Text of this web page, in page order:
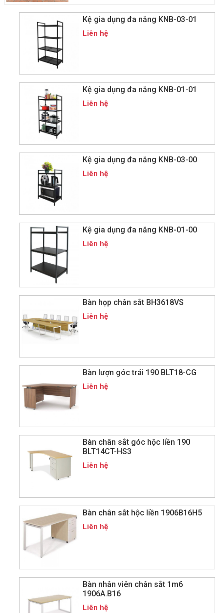
Kệ gia dụng đa năng KNB-03-01
Liên hệ
Kệ gia dụng đa năng KNB-01-01
Liên hệ
Kệ gia dụng đa năng KNB-03-00
Liên hệ
Kệ gia dụng đa năng KNB-01-00
Liên hệ
Bàn họp chân sắt BH3618VS
Liên hệ
Bàn lượn góc trái 190 BLT18-CG
Liên hệ
Bàn chân sắt góc hộc liền 190
BLT14CT-HS3
Liên hệ
Bàn chân sắt hộc liền 1906B16H5
Liên hệ
Bàn nhân viên chân sắt 1m6
1906A.B16
Liên hệ